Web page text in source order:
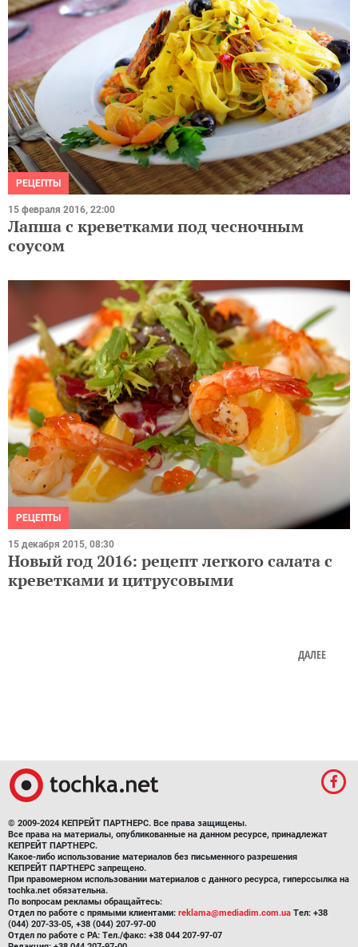
РЕЦЕПТЫ
15 февраля 2016, 22:00
Лапша с креветками под чесночным
соусом
РЕЦЕПТЫ
15 декабря 2015, 08:30
Новый год 2016: рецепт легкого салата с
креветками и цитрусовыми
ДАЛЕЕ
© 2009-2024 КЕПРЕЙТ ПАРТНЕРС. Все права защищены.
Все права на материалы, опубликованные на данном ресурсе, принадлежат
КЕПРЕЙТ ПАРТНЕРС.
Какое-либо использование материалов без письменного разрешения
КЕПРЕЙТ ПАРТНЕРС запрещено.
При правомерном использовании материалов с данного ресурса, гиперссылка на
tochka.net обязательна.
По вопросам рекламы обращайтесь:
Отдел по работе с прямыми клиентами: reklama@mediadim.com.ua Тел: +38
(044) 207-33-05, +38 (044) 207-97-00
Отдел по работе с РА: Тел./факс: +38 044 207-97-07